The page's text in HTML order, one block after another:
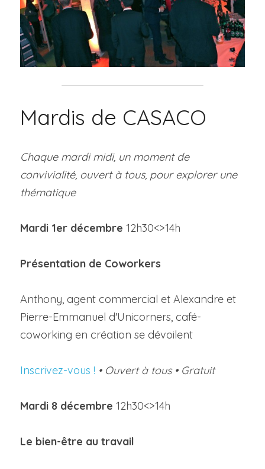
Mardis de CASACO
Chaque mardi midi, un moment de
convivialité, ouvert à tous, pour explorer une
thématique
Mardi 1er décembre 12h30<>14h
Présentation de Coworkers
Anthony, agent commercial et Alexandre et
Pierre-Emmanuel d'Unicorners, café-
coworking en création se dévoilent
Inscrivez-vous ! • Ouvert à tous • Gratuit
Mardi 8 décembre 12h30<>14h
Le bien-être au travail